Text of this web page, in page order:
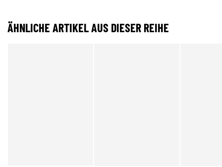
ÄHNLICHE ARTIKEL AUS DIESER REIHE